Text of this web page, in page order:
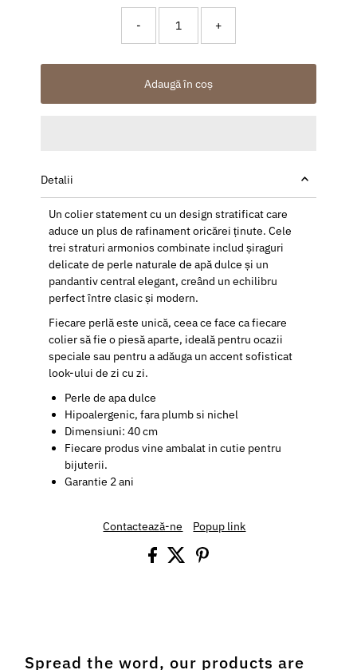
- +
Adaugă în coș
Detalii
Un colier statement cu un design stratificat care
aduce un plus de rafinament oricărei ținute. Cele
trei straturi armonios combinate includ șiraguri
delicate de perle naturale de apă dulce și un
pandantiv central elegant, creând un echilibru
perfect între clasic și modern.
Fiecare perlă este unică, ceea ce face ca fiecare
colier să fie o piesă aparte, ideală pentru ocazii
speciale sau pentru a adăuga un accent sofisticat
look-ului de zi cu zi.
Perle de apa dulce
Hipoalergenic, fara plumb si nichel
Dimensiuni: 40 cm
Fiecare produs vine ambalat in cutie pentru
bijuterii.
Garantie 2 ani
Contactează-ne Popup link
Spread the word, our products are